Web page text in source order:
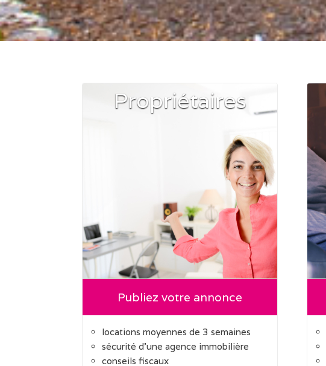
Propriétaires
Publiez votre annonce
locations moyennes de 3 semaines
sécurité d'une agence immobilière
conseils fiscaux